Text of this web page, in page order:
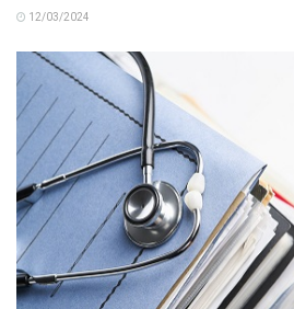
12/03/2024